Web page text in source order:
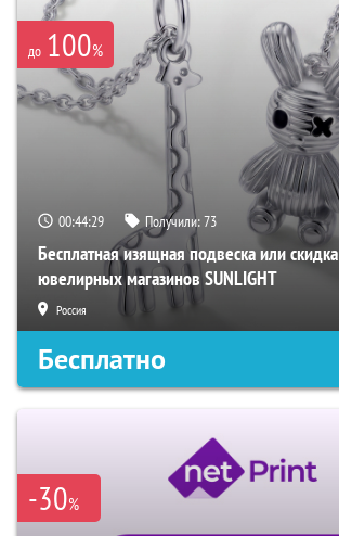
до 100%
00:44:28 Получили:73
Бесплатная изящная подвеска или
ювелирных магазинов SUNLIGHT
Россия
Бесплатно
-30%